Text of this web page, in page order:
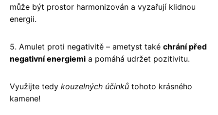
může být prostor harmonizován a vyzařují klidnou
energii.
5. Amulet proti negativitě – ametyst také chrání před
negativní energiemi a pomáhá udržet pozitivitu.
Využijte tedy kouzelných účinků tohoto krásného
kamene!